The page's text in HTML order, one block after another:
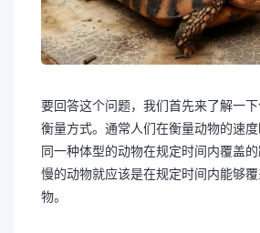
要回答这个问题，我们首先来了解一
衡量方式。通常人们在衡量动物的速
同一种体型的动物在规定时间内覆盖
慢的动物就应该是在规定时间内能够
物。